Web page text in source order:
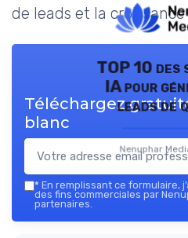
de leads et la
TOP 10
IA pour
leads de
Nenuphar
Téléchargez
blanc
* En remplissant ce formulaire,
des fins commerciales par
partenaires.